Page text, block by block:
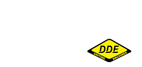
выбранный способом